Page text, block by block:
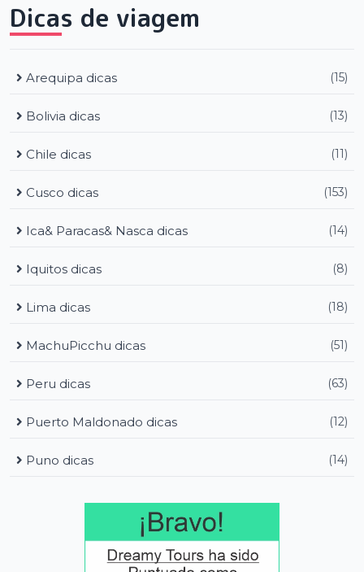
Dicas de viagem
Arequipa dicas (15)
Bolivia dicas (13)
Chile dicas (11)
Cusco dicas (153)
Ica& Paracas& Nasca dicas (14)
Iquitos dicas (8)
Lima dicas (18)
MachuPicchu dicas (51)
Peru dicas (63)
Puerto Maldonado dicas (12)
Puno dicas (14)